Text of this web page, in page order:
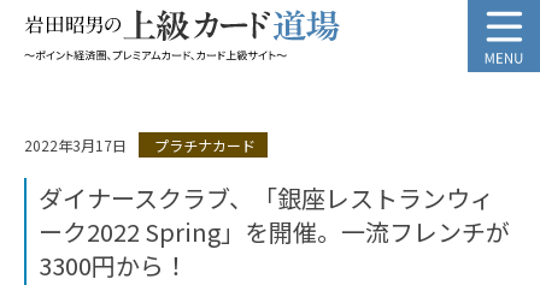
2022年3月17日 プラチナカード
ダイナースクラブ、「銀座レストランウィ
ーク2022 Spring」を開催。一流フレンチが
3300円から！